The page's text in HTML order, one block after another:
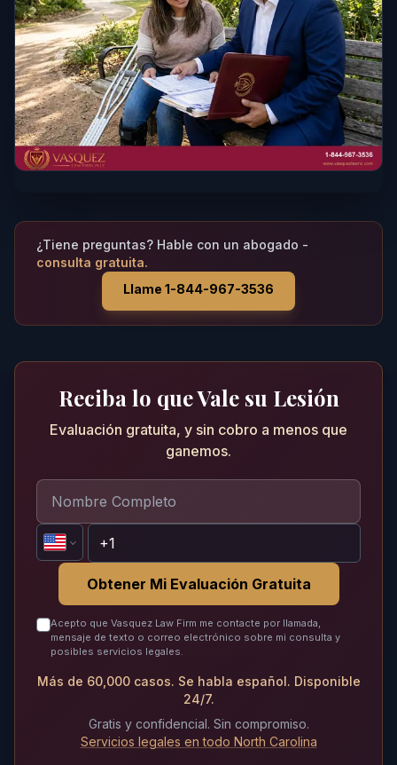
¿Tiene preguntas? Hable con un abogado -
consulta gratuita.
Llame 1-844-967-3536
Reciba lo que Vale su Lesión
Evaluación gratuita, y sin cobro a menos que
ganemos.
Obtener Mi Evaluación Gratuita
Acepto que Vasquez Law Firm me contacte por llamada,
mensaje de texto o correo electrónico sobre mi consulta y
posibles servicios legales.
Más de 60,000 casos. Se habla español. Disponible
24/7.
Gratis y confidencial. Sin compromiso.
Servicios legales en todo North Carolina